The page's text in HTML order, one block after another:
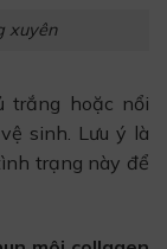
xuyên
trắng hoặc nổi
sinh. Lưu ý là
trạng này để